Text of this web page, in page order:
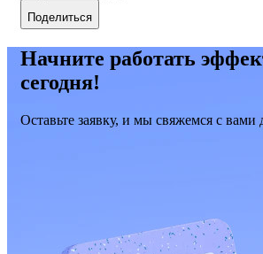
Поделиться
Начните работать
сегодня!
Оставьте заявку, и мы свяжемся с вами